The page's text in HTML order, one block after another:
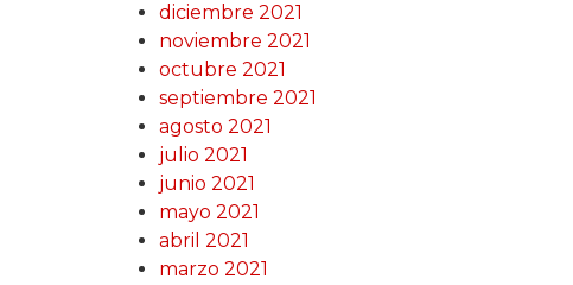
diciembre 2021
noviembre 2021
octubre 2021
septiembre 2021
agosto 2021
julio 2021
junio 2021
mayo 2021
abril 2021
marzo 2021